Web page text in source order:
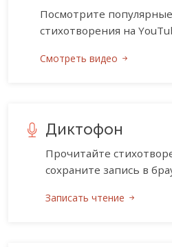
Посмотрите
стихотворения на
Смотреть видео
Диктофон
Прочитайте
сохраните запись в
Записать чтение